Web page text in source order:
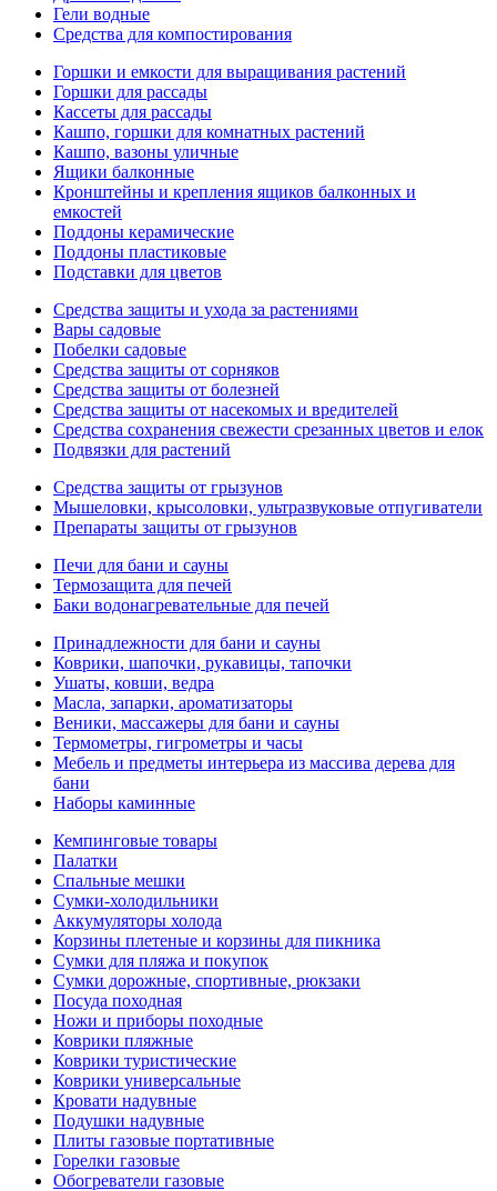
Гели водные
Средства для компостирования
Горшки и емкости для выращивания растений
Горшки для рассады
Кассеты для рассады
Кашпо, горшки для комнатных растений
Кашпо, вазоны уличные
Ящики балконные
Кронштейны и крепления ящиков балконных и
емкостей
Поддоны керамические
Поддоны пластиковые
Подставки для цветов
Средства защиты и ухода за растениями
Вары садовые
Побелки садовые
Средства защиты от сорняков
Средства защиты от болезней
Средства защиты от насекомых и вредителей
Средства сохранения свежести срезанных цветов и елок
Подвязки для растений
Средства защиты от грызунов
Мышеловки, крысоловки, ультразвуковые отпугиватели
Препараты защиты от грызунов
Печи для бани и сауны
Термозащита для печей
Баки водонагревательные для печей
Принадлежности для бани и сауны
Коврики, шапочки, рукавицы, тапочки
Ушаты, ковши, ведра
Масла, запарки, ароматизаторы
Веники, массажеры для бани и сауны
Термометры, гигрометры и часы
Мебель и предметы интерьера из массива дерева для
бани
Наборы каминные
Кемпинговые товары
Палатки
Спальные мешки
Сумки-холодильники
Аккумуляторы холода
Корзины плетеные и корзины для пикника
Сумки для пляжа и покупок
Сумки дорожные, спортивные, рюкзаки
Посуда походная
Ножи и приборы походные
Коврики пляжные
Коврики туристические
Коврики универсальные
Кровати надувные
Подушки надувные
Плиты газовые портативные
Горелки газовые
Обогреватели газовые